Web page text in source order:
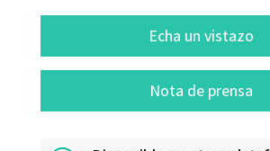
Echa un vistazo
Nota de prensa